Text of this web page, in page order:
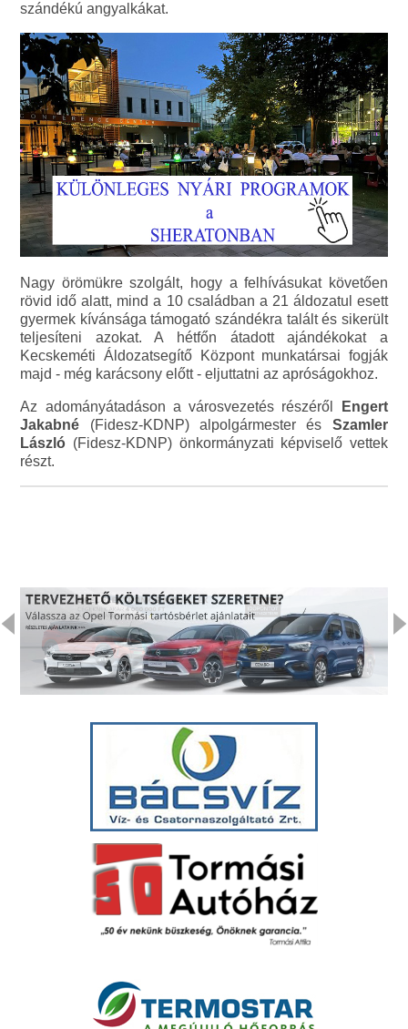
szándékú angyalkákat.
Nagy örömükre szolgált, hogy a felhívásukat követően
rövid idő alatt, mind a 10 családban a 21 áldozatul esett
gyermek kívánsága támogató szándékra talált és sikerült
teljesíteni azokat. A hétfőn átadott ajándékokat a
Kecskeméti Áldozatsegítő Központ munkatársai fogják
majd - még karácsony előtt - eljuttatni az apróságokhoz.
Az adományátadáson a városvezetés részéről
Engert
Jakabné (Fidesz-KDNP) alpolgármester és Szamler
László (Fidesz-KDNP) önkormányzati képviselő vettek
részt.